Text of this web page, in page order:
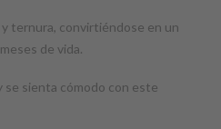
ternura, convirtiéndose en un
de vida.
se sienta cómodo con este